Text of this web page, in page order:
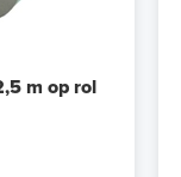
m op rol